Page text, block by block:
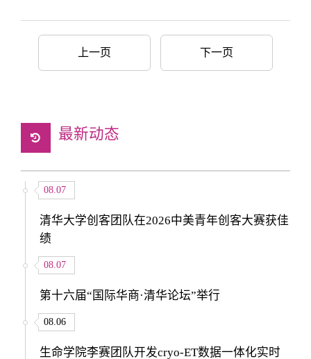
上一页 下一页
最新动态
08.07
清华大学创客团队在2026中美青年创客大赛获佳
绩
08.07
第十六届“国际华商·清华论坛”举行
08.06
生命学院李赛团队开发cryo-ET数据一体化实时